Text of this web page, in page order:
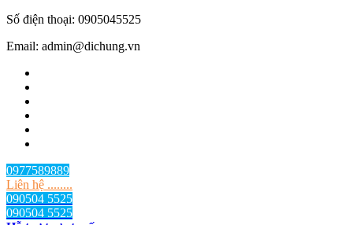
Số điện thoại: 0905045525
Email: admin@dichung.vn
0977589889
Liên hệ ........
090504 5525
090504 5525